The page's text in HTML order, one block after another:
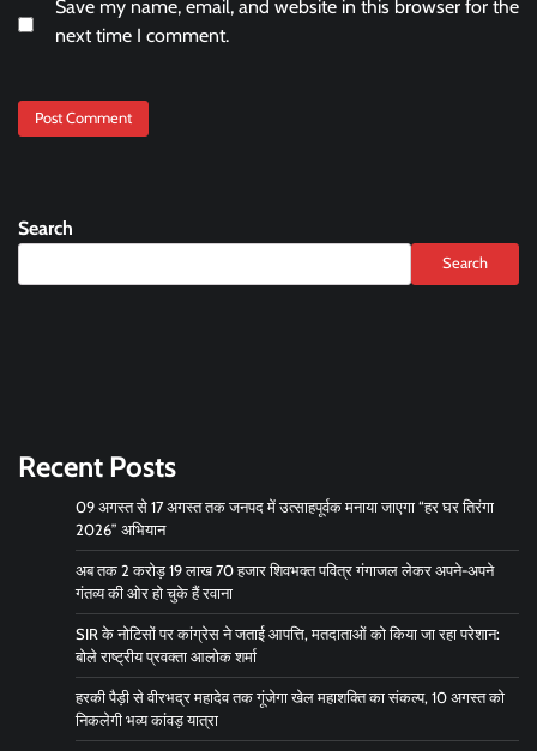
Save my name, email, and website in this browser for the
next time I comment.
Search
Search
Recent Posts
09 अगस्त से 17 अगस्त तक जनपद में उत्साहपूर्वक मनाया जाएगा “हर घर तिरंगा
2026” अभियान
अब तक 2 करोड़ 19 लाख 70 हजार शिवभक्त पवित्र गंगाजल लेकर अपने-अपने
गंतव्य की ओर हो चुके हैं रवाना
SIR के नोटिसों पर कांग्रेस ने जताई आपत्ति, मतदाताओं को किया जा रहा परेशान:
बोले राष्ट्रीय प्रवक्ता आलोक शर्मा
हरकी पैड़ी से वीरभद्र महादेव तक गूंजेगा खेल महाशक्ति का संकल्प, 10 अगस्त को
निकलेगी भव्य कांवड़ यात्रा